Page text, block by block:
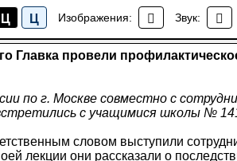
Ц Ц Изображения: Звук:
Новости района Коптево
Главка провели
Главка провели
по г. Москве совместно с
с учащимися школы №
словом выступили
лекции они рассказали о